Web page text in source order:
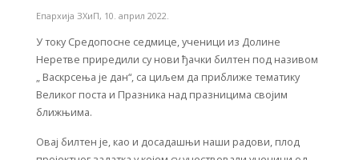
Епархија ЗХиП, 10. април 2022.
У току Средопосне седмице, ученици из Долине
Неретве приредили су нови ђачки билтен под називом
„ Васкрсења је дан“, са циљем да приближе тематику
Великог поста и Празника над празницима својим
ближњима.
Овај билтен је, као и досадашњи наши радови, плод